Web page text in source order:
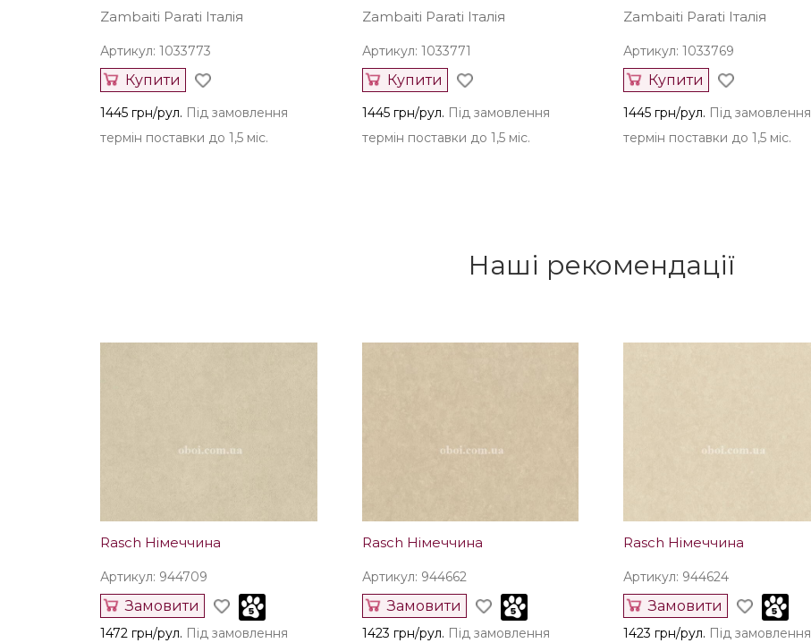
Zambaiti Parati Італія
Артикул: 1033773
Купити
1445 грн/рул. Під замовлення
термін поставки до 1,5 міс.
Zambaiti Parati Італія
Артикул: 1033771
Купити
1445 грн/рул. Під замовлення
термін поставки до 1,5 міс.
Zambaiti Parati Італія
Артикул: 1033769
Купити
1445 грн/рул. Під замовлення
термін поставки до 1,5 міс.
Наші рекомендації
Rasch Німеччина
Артикул: 944709
Замовити
1472 грн/рул. Під замовлення
Rasch Німеччина
Артикул: 944662
Замовити
1423 грн/рул. Під замовлення
Rasch Німеччина
Артикул: 944624
Замовити
1423 грн/рул. Під замовлення